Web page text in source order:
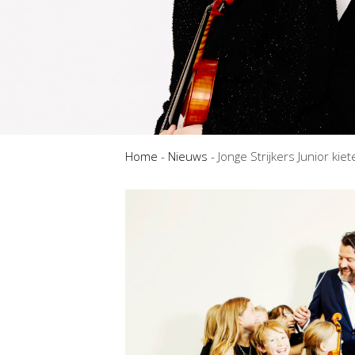
Home - Nieuws - Jonge Strijkers Junior